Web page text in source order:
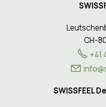
CH-
+41
nf
SWISSFEEL